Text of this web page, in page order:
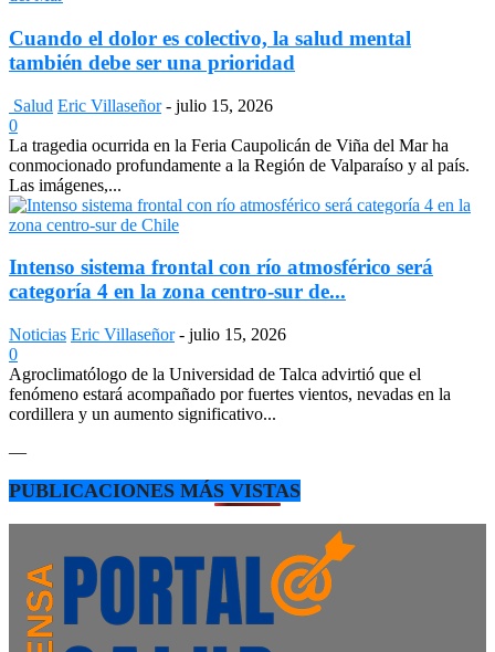
Cuando el dolor es colectivo, la salud mental
también debe ser una prioridad
Salud Eric Villaseñor - julio 15, 2026
0
La tragedia ocurrida en la Feria Caupolicán de Viña del Mar ha
conmocionado profundamente a la Región de Valparaíso y al país.
Las imágenes,...
Intenso sistema frontal con río atmosférico será
categoría 4 en la zona centro-sur de...
Noticias Eric Villaseñor - julio 15, 2026
0
Agroclimatólogo de la Universidad de Talca advirtió que el
fenómeno estará acompañado por fuertes vientos, nevadas en la
cordillera y un aumento significativo...
—
PUBLICACIONES MÁS VISTAS